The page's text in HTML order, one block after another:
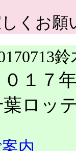
くお願
鈴
０１７
ロッ
内